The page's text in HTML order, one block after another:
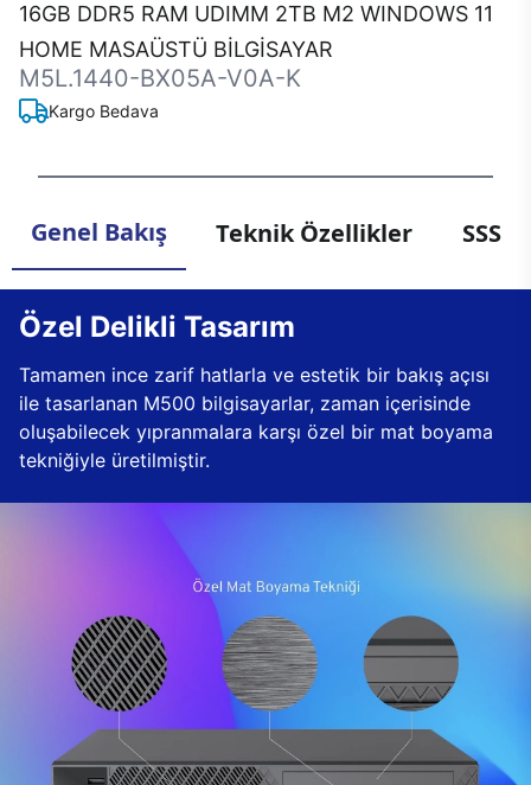
16GB DDR5 RAM UDIMM 2TB M2 WINDOWS 11
HOME MASAÜSTÜ BİLGİSAYAR
M5L.1440-BX05A-V0A-K
Kargo Bedava
Genel Bakış Teknik Özellikler SSS
Özel Delikli Tasarım
Tamamen ince zarif hatlarla ve estetik bir bakış açısı
ile tasarlanan M500 bilgisayarlar, zaman içerisinde
oluşabilecek yıpranmalara karşı özel bir mat boyama
tekniğiyle üretilmiştir.